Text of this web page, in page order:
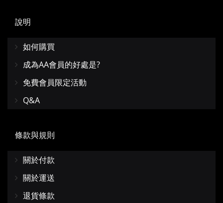
說明
如何購買
成為AA會員的好處是?
免費會員限定活動
Q&A
條款與規則
關於付款
關於運送
退貨條款